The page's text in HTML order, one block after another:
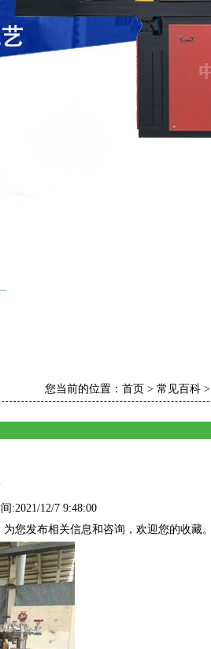
您当前的位置： 首页 > 常见百科 >
:2021/12/7 9:48:00
您发布相关信息和咨询，欢迎您的收藏。